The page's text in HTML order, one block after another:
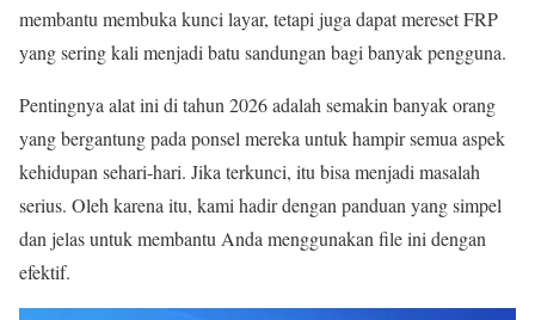
membantu membuka kunci layar, tetapi juga dapat mereset FRP
yang sering kali menjadi batu sandungan bagi banyak pengguna.
Pentingnya alat ini di tahun 2026 adalah semakin banyak orang
yang bergantung pada ponsel mereka untuk hampir semua aspek
kehidupan sehari-hari. Jika terkunci, itu bisa menjadi masalah
serius. Oleh karena itu, kami hadir dengan panduan yang simpel
dan jelas untuk membantu Anda menggunakan file ini dengan
efektif.